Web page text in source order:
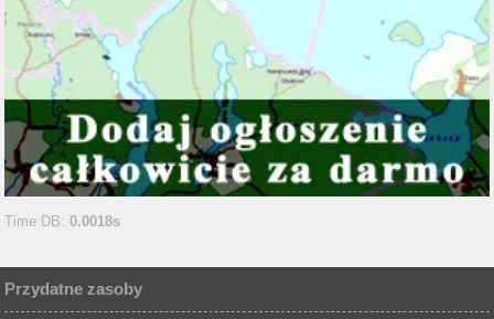
Time DB:0.0018s
Przydatne zasoby